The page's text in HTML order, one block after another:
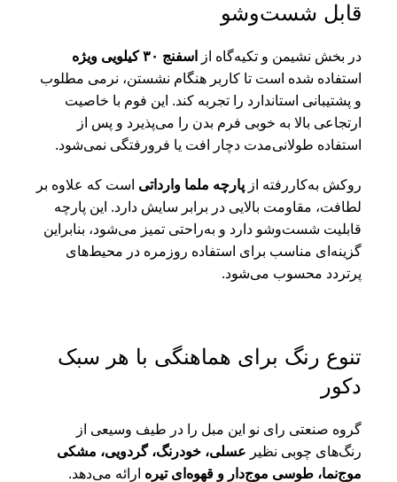
قابل شست‌وشو
در بخش نشیمن و تکیه‌گاه از اسفنج ۳۰کیلویی ویژه
استفاده شده است تا کاربر هنگام نشستن، نرمی مطلوب
و پشتیبانی استاندارد را تجربه کند. این فوم با خاصیت
ارتجاعی بالا به خوبی فرم بدن را می‌پذیرد و پس از
استفاده طولانی‌مدت دچار افت یا فرورفتگی نمی‌شود.
روکش به‌کاررفته از پارچه ملما وارداتی است که علاوه بر
لطافت، مقاومت بالایی در برابر سایش دارد. این پارچه
قابلیت شست‌وشو دارد و به‌راحتی تمیز می‌شود، بنابراین
گزینه‌ای مناسب برای استفاده روزمره در محیط‌های
پرتردد محسوب می‌شود.
تنوع رنگ برای هماهنگی با هر سبک
دکور
گروه صنعتی رای نو این مبل را در طیف وسیعی از
رنگ‌های چوبی نظیر عسلی، خودرنگ، گردویی، مشکی
موج‌نما، طوسی موج‌دار و قهوه‌ای تیره ارائه می‌دهد.